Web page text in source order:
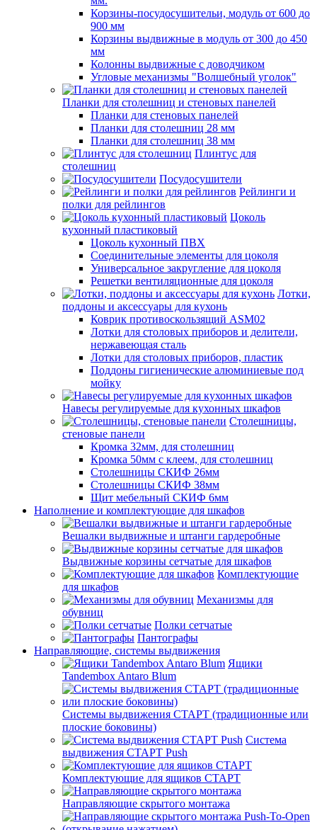
Корзины-посудосушительи, модуль от 600 до
900 мм
Корзины выдвижные в модуль от 300 до 450
мм
Колонны выдвижные с доводчиком
Угловые механизмы "Волшебный уголок"
Планки для столешниц и стеновых панелей
Планки для стеновых панелей
Планки для столешниц 28 мм
Планки для столешниц 38 мм
Плинтус для
столешниц
Посудосушители
Рейлинги и
полки для рейлингов
Цоколь
кухонный пластиковый
Цоколь кухонный ПВХ
Соединительные элементы для цоколя
Универсальное закругление для цоколя
Решетки вентиляционные для цоколя
Лотки,
поддоны и аксессуары для кухонь
Коврик противоскользящий ASM02
Лотки для столовых приборов и делители,
нержавеющая сталь
Лотки для столовых приборов, пластик
Поддоны гигиенические алюминиевые под
мойку
Навесы регулируемые для кухонных шкафов
Столешницы,
стеновые панели
Кромка 32мм, для столешниц
Кромка 50мм с клеем, для столешниц
Столешницы СКИФ 26мм
Столешницы СКИФ 38мм
Щит мебельный СКИФ 6мм
Наполнение и комплектующие для шкафов
Вешалки выдвижные и штанги гардеробные
Выдвижные корзины сетчатые для шкафов
Комплектующие
для шкафов
Механизмы для
обувниц
Полки сетчатые
Пантографы
Направляющие, системы выдвижения
Ящики
Tandembox Antaro Blum
Системы выдвижения СТАРТ (традиционные или
плоские боковины)
Система
выдвижения СТАРТ Push
Комплектующие для ящиков СТАРТ
Направляющие скрытого монтажа